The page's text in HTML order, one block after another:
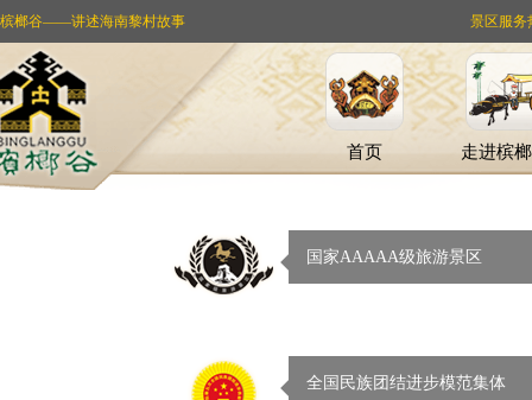
槟榔谷——讲述海南黎村故事 景区服务
首页 走进槟
国家AAAAA级旅游景区
全国民族团结进步模范集体